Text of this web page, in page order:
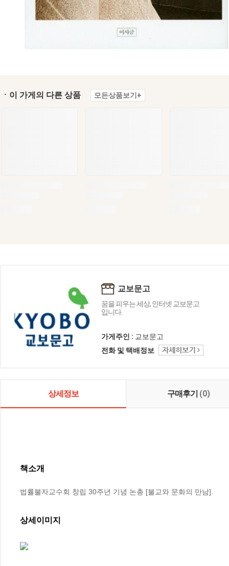
ㆍ이 가게의 다른 상품 모든상품보기+
교보문고
꿈을 피우는 세상, 인터넷 교보문고
입니다.
가게주인 : 교보문고
전화 및 택배정보
상세정보 구매후기 (0)
책소개
법률불자교수회 창립 30주년 기념 논총 [불교와 문화의 만남].
상세이미지